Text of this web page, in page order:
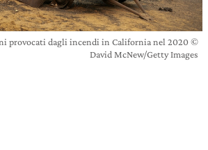
provocati dagli incendi in California nel 2020 ©
David McNew/Getty Images